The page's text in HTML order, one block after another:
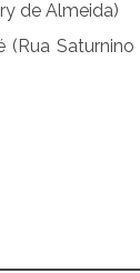
de Almeida)
(Rua